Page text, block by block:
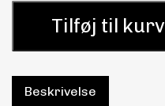
Tilføj til kurv
Beskrivelse